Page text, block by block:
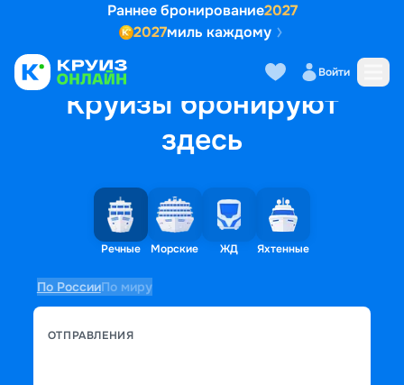
Раннее бронирование2027
2027миль каждому
Войти
Круизы бронируют
здесь
Речные Морские ЖД Яхтенные
По РоссииПо миру
ОТПРАВЛЕНИЯ